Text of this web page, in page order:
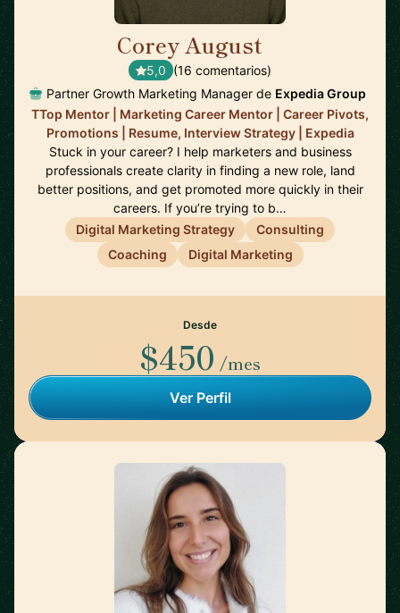
Corey August
5,0 (16 comentarios)
Partner Growth Marketing Manager de Expedia Group
TTop Mentor | Marketing Career Mentor | Career Pivots,
Promotions | Resume, Interview Strategy | Expedia
Stuck in your career? I help marketers and business
professionals create clarity in finding a new role, land
better positions, and get promoted more quickly in their
careers. If you’re trying to b…
Digital Marketing Strategy
Consulting
Coaching
Digital Marketing
Desde
$450 /mes
Ver Perfil